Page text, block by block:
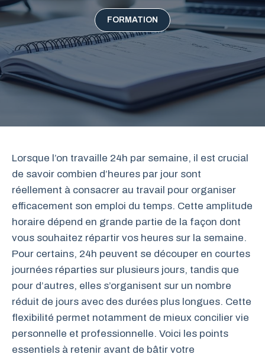
FORMATION
Lorsque l’on travaille 24h par semaine, il est crucial
de savoir combien d’heures par jour sont
réellement à consacrer au travail pour organiser
efficacement son emploi du temps. Cette amplitude
horaire dépend en grande partie de la façon dont
vous souhaitez répartir vos heures sur la semaine.
Pour certains, 24h peuvent se découper en courtes
journées réparties sur plusieurs jours, tandis que
pour d’autres, elles s’organisent sur un nombre
réduit de jours avec des durées plus longues. Cette
flexibilité permet notamment de mieux concilier vie
personnelle et professionnelle. Voici les points
essentiels à retenir avant de bâtir votre